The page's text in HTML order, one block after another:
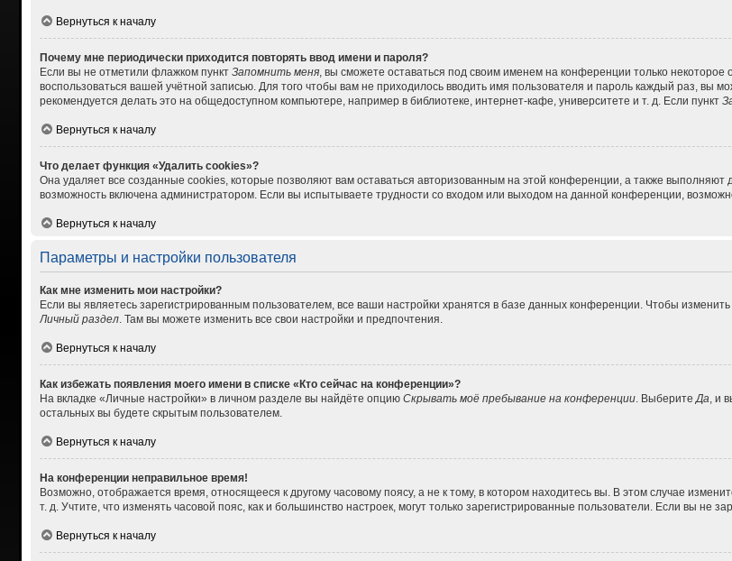
Вернуться к началу
Почему мне периодически приходится повторять ввод имени и пароля?
Если вы не отметили флажком пункт Запомнить меня, вы сможете оставаться под своим именем на конференции только некоторое
воспользоваться вашей учётной записью. Для того чтобы вам не приходилось вводить имя пользователя и пароль каждый раз, вы
рекомендуется делать это на общедоступном компьютере, например в библиотеке, интернет-кафе, университете и т. д. Если пункт
Вернуться к началу
Что делает функция «Удалить cookies»?
Она удаляет все созданные cookies, которые позволяют вам оставаться авторизованным на этой конференции, а также выполняют
возможность включена администратором. Если вы испытываете трудности со входом или выходом на данной конференции,
Вернуться к началу
Параметры и настройки пользователя
Как мне изменить мои настройки?
Если вы являетесь зарегистрированным пользователем, все ваши настройки хранятся в базе данных конференции. Чтобы
Личный раздел. Там вы можете изменить все свои настройки и предпочтения.
Вернуться к началу
Как избежать появления моего имени в списке «Кто сейчас на конференции»?
На вкладке «Личные настройки» в личном разделе вы найдёте опцию Скрывать моё пребывание на конференции. Выберите Да , и
остальных вы будете скрытым пользователем.
Вернуться к началу
На конференции неправильное время!
Возможно, отображается время, относящееся к другому часовому поясу, а не к тому, в котором находитесь вы. В этом случае
т. д. Учтите, что изменять часовой пояс, как и большинство настроек, могут только зарегистрированные пользователи. Если вы не
Вернуться к началу